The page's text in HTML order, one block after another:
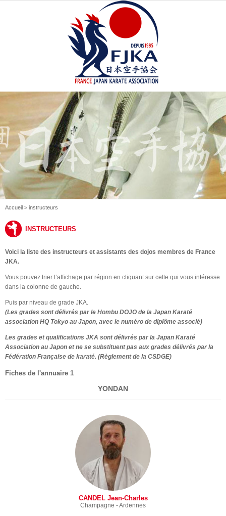
Accueil > instructeurs
INSTRUCTEURS
Voici la liste des instructeurs et assistants des dojos membres de France
JKA.
Vous pouvez trier l’affichage par région en cliquant sur celle qui vous intéresse
dans la colonne de gauche.
Puis par niveau de grade JKA.
(Les grades sont délivrés par le Hombu DOJO de la Japan Karaté
association HQ Tokyo au Japon, avec le numéro de diplôme associé)
Les grades et qualifications JKA sont délivrés par la Japan Karaté
Association au Japon et ne se substituent pas aux grades délivrés par la
Fédération Française de karaté. (Règlement de la CSDGE)
Fiches de l'annuaire 1
YONDAN
CANDEL Jean-Charles
Champagne - Ardennes